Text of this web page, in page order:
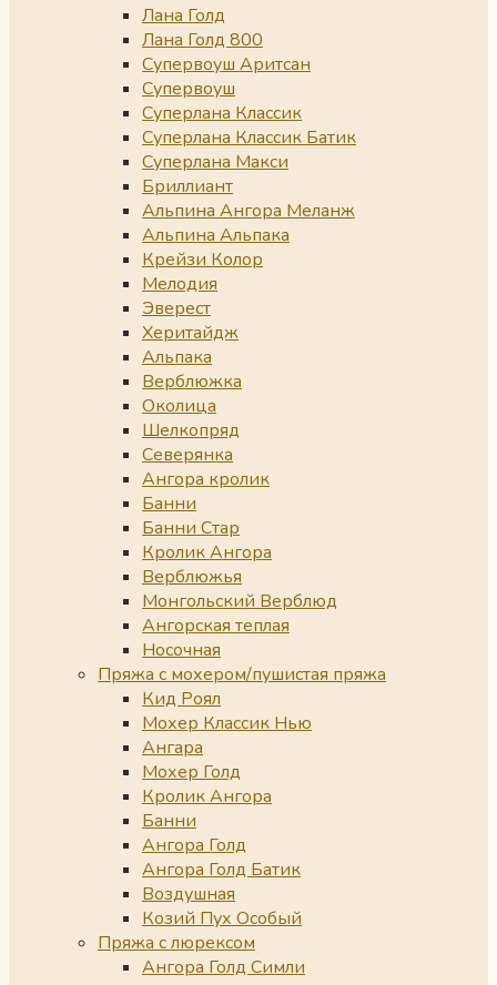
Лана Голд
Лана Голд 800
Супервоуш Аритсан
Супервоуш
Суперлана Классик
Суперлана Классик Батик
Суперлана Макси
Бриллиант
Альпина Ангора Меланж
Альпина Альпака
Крейзи Колор
Мелодия
Эверест
Херитайдж
Альпака
Верблюжка
Околица
Шелкопряд
Северянка
Ангора кролик
Банни
Банни Стар
Кролик Ангора
Верблюжья
Монгольский Верблюд
Ангорская теплая
Носочная
Пряжа с мохером/пушистая пряжа
Кид Роял
Мохер Классик Нью
Ангара
Мохер Голд
Кролик Ангора
Банни
Ангора Голд
Ангора Голд Батик
Воздушная
Козий Пух Особый
Пряжа с люрексом
Ангора Голд Симли